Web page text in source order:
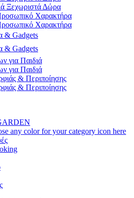
Ξεχωριστά Δώρα
Χαρακτήρα
Χαρακτήρα
& Gadgets
& Gadgets
για Παιδιά
για Παιδιά
& Περιποίησης
& Περιποίησης
any color for your category icon here